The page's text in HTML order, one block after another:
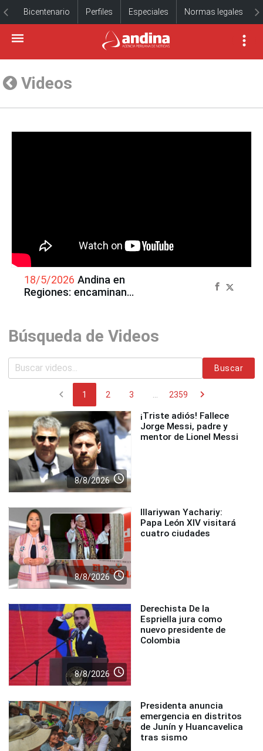
Bicentenario Perfiles Especiales Normas legales
Videos
18/5/2026 Andina en
Regiones: encaminan
T’aqrachullo
Búsqueda de Videos
Buscar
chevron_left 1 2 3 2359 chevron_right
8/8/2026 access_time
¡Triste adiós! Fallece
Jorge Messi, padre y
mentor de Lionel Messi
8/8/2026 access_time
Illariywan Yachariy:
Papa León XIV visitará
cuatro ciudades
8/8/2026 access_time
Derechista De la
Espriella jura como
nuevo presidente de
Colombia
Presidenta anuncia
emergencia en distritos
de Junín y Huancavelica
tras sismo